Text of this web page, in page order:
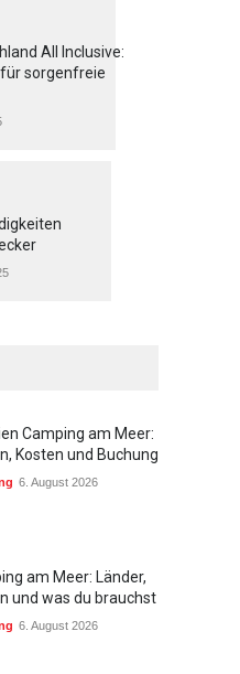
All Inclusive:
sorgenfreie
Camping am Meer:
Kosten und Buchung
6. August 2026
am Meer: Länder,
und was du brauchst
6. August 2026